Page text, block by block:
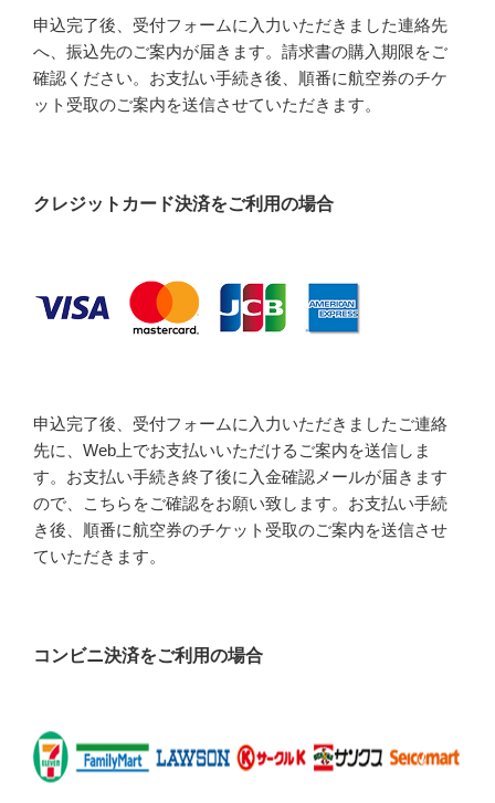
申込完了後、受付フォームに入力いただきました連絡先
へ、振込先のご案内が届きます。請求書の購入期限をご
確認ください。お支払い手続き後、順番に航空券のチケ
ット受取のご案内を送信させていただきます。
クレジットカード決済をご利用の場合
申込完了後、受付フォームに入力いただきましたご連絡
先に、Web上でお支払いいただけるご案内を送信しま
す。お支払い手続き終了後に入金確認メールが届きます
ので、こちらをご確認をお願い致します。お支払い手続
き後、順番に航空券のチケット受取のご案内を送信させ
ていただきます。
コンビニ決済をご利用の場合